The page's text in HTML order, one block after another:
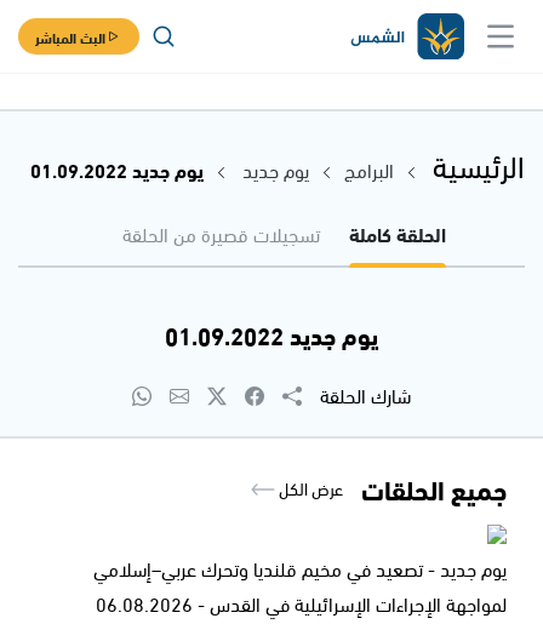
البث المباشر
الرئيسية البرامج يوم جديد
يوم جديد 01.09.2022
الحلقة كاملة
تسجيلات قصيرة من الحلقة
يوم جديد 01.09.2022
شارك الحلقة
جميع الحلقات عرض الكل
يوم جديد - تصعيد في مخيم قلنديا وتحرك عربي–إسلامي
لمواجهة الإجراءات الإسرائيلية في القدس - 06.08.2026